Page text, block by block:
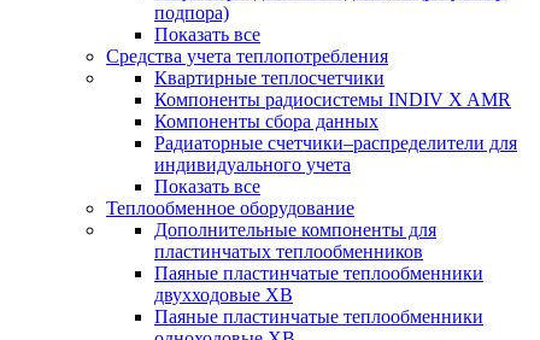
подпора)
Показать все
Средства учета теплопотребления
Квартирные теплосчетчики
Компоненты радиосистемы INDIV X AMR
Компоненты сбора данных
Радиаторные счетчики–распределители для
индивидуального учета
Показать все
Теплообменное оборудование
Дополнительные компоненты для
пластинчатых теплообменников
Паяные пластинчатые теплообменники
двухходовые XB
Паяные пластинчатые теплообменники